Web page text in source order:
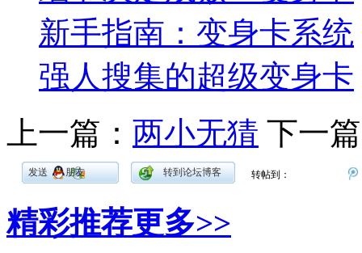
新手指南：变身卡系统
强人搜集的超级变身卡
上一篇： 两小无猜 下一
朋友
发送 转到论坛博客 转帖到：
精彩推荐更多>>